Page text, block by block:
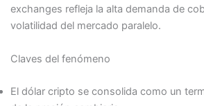
exchanges refleja la alta demanda de
volatilidad del mercado paralelo.
Claves del fenómeno
El dólar cripto se consolida como un